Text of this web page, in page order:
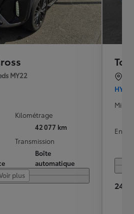
MY22
Kilométrage
42 077 km
Transmission
Boîte
automatique
plus
Mise
24